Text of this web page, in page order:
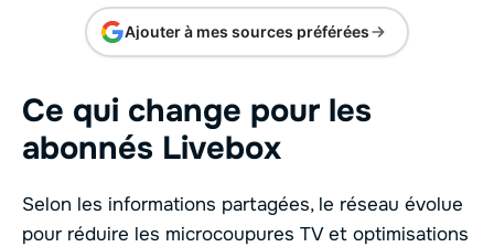
Ajouter à mes sources préférées
Ce qui change pour les
abonnés Livebox
Selon les informations partagées, le réseau évolue
pour réduire les microcoupures TV et optimisations